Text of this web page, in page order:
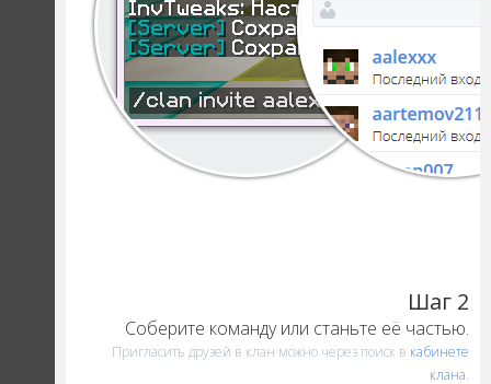
Шаг 2
Соберите команду или станьте её частью.
Пригласить друзей в клан можно через поиск в кабинете
клана.